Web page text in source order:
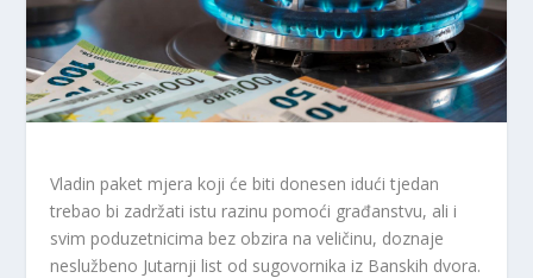
Vladin paket mjera koji će biti donesen idući tjedan
trebao bi zadržati istu razinu pomoći građanstvu, ali i
svim poduzetnicima bez obzira na veličinu, doznaje
neslužbeno Jutarnji list od sugovornika iz Banskih dvora.